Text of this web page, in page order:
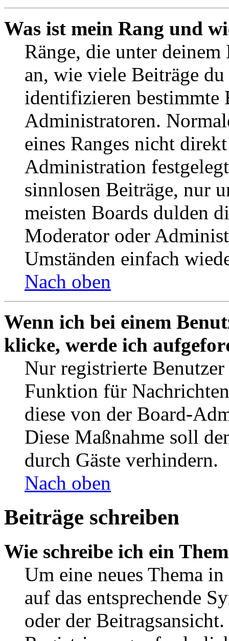
Was ist mein Rang und
Ränge, die unter deinem
an, wie viele Beiträge
identifizieren bestimmte
Administratoren.
eines Ranges nicht
Administration
sinnlosen Beiträge, nur
meisten Boards dulden
Moderator oder
Umständen einfach
Nach oben
Wenn ich bei einem
klicke, werde ich
Nur registrierte
Funktion für
diese von der Board-
Diese Maßnahme soll
durch Gäste verhindern.
Nach oben
Beiträge schreiben
Wie schreibe ich ein
Um eine neues Thema
auf das entsprechende
oder der